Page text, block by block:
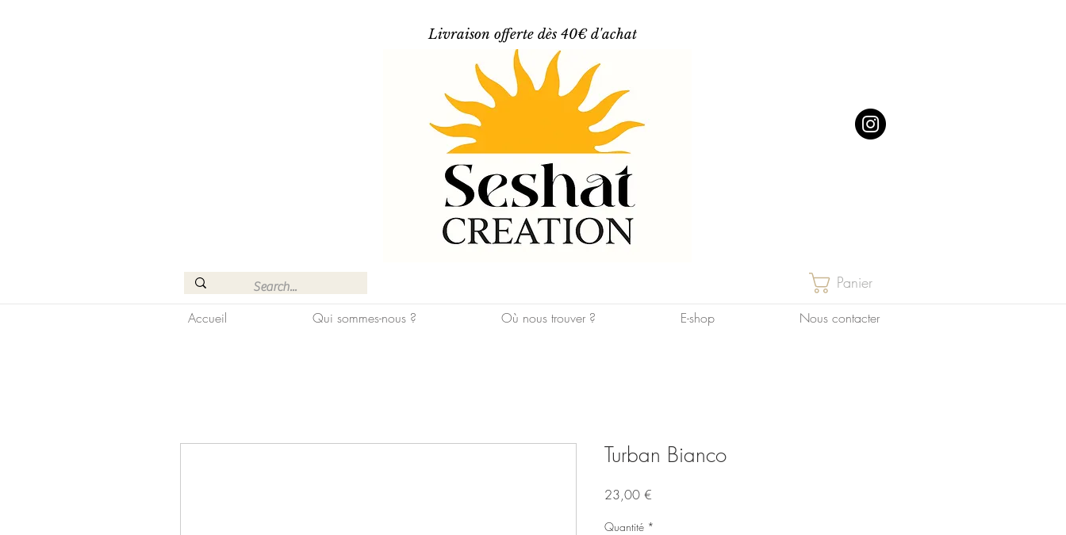
Livraison offerte dès 40€ d'achat
Panier
Accueil Qui sommes-nous ? Où nous trouver ? E-shop Nous contacter
Turban Bianco
23,00 €
Quantité *